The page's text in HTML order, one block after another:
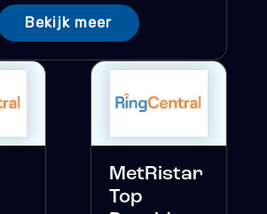
Bekijk meer
MetRistar
Top